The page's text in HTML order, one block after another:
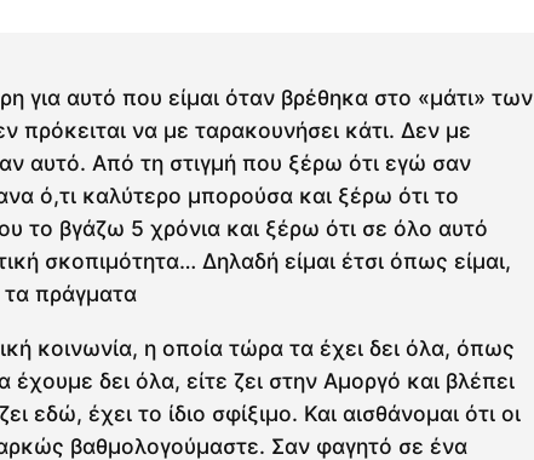
για αυτό που είμαι όταν βρέθηκα στο «μάτι» των
πρόκειται να με ταρακουνήσει κάτι. Δεν με
αυτό. Από τη στιγμή που ξέρω ότι εγώ σαν
ό,τι καλύτερο μπορούσα και ξέρω ότι το
το βγάζω 5 χρόνια και ξέρω ότι σε όλο αυτό
σκοπιμότητα… Δηλαδή είμαι έτσι όπως είμαι,
πράγματα
κοινωνία, η οποία τώρα τα έχει δει όλα, όπως
έχουμε δει όλα, είτε ζει στην Αμοργό και βλέπει
εδώ, έχει το ίδιο σφίξιμο. Και αισθάνομαι ότι οι
βαθμολογούμαστε. Σαν φαγητό σε ένα